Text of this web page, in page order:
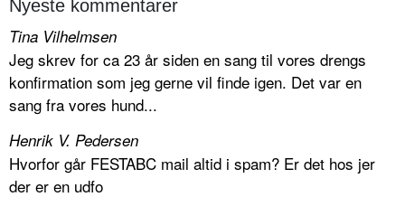
Nyeste kommentarer
Tina Vilhelmsen
Jeg skrev for ca 23 år siden en sang til vores drengs
konfirmation som jeg gerne vil finde igen. Det var en
sang fra vores hund...
Henrik V. Pedersen
Hvorfor går FESTABC mail altid i spam? Er det hos jer
der er en udfo